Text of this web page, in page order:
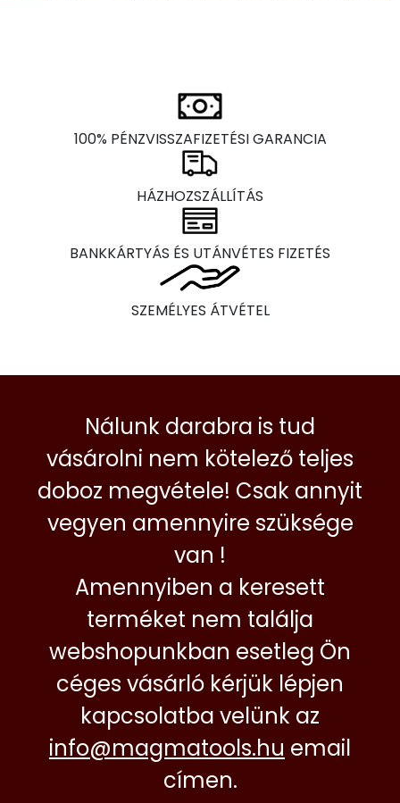
100% PÉNZVISSZAFIZETÉSI GARANCIA
HÁZHOZSZÁLLÍTÁS
BANKKÁRTYÁS ÉS UTÁNVÉTES FIZETÉS
SZEMÉLYES ÁTVÉTEL
Nálunk darabra is tud
vásárolni nem kötelező teljes
doboz megvétele! Csak annyit
vegyen amennyire szüksége
van !
Amennyiben a keresett
terméket nem találja
webshopunkban esetleg Ön
céges vásárló kérjük lépjen
kapcsolatba velünk az
info@magmatools.hu email
címen.